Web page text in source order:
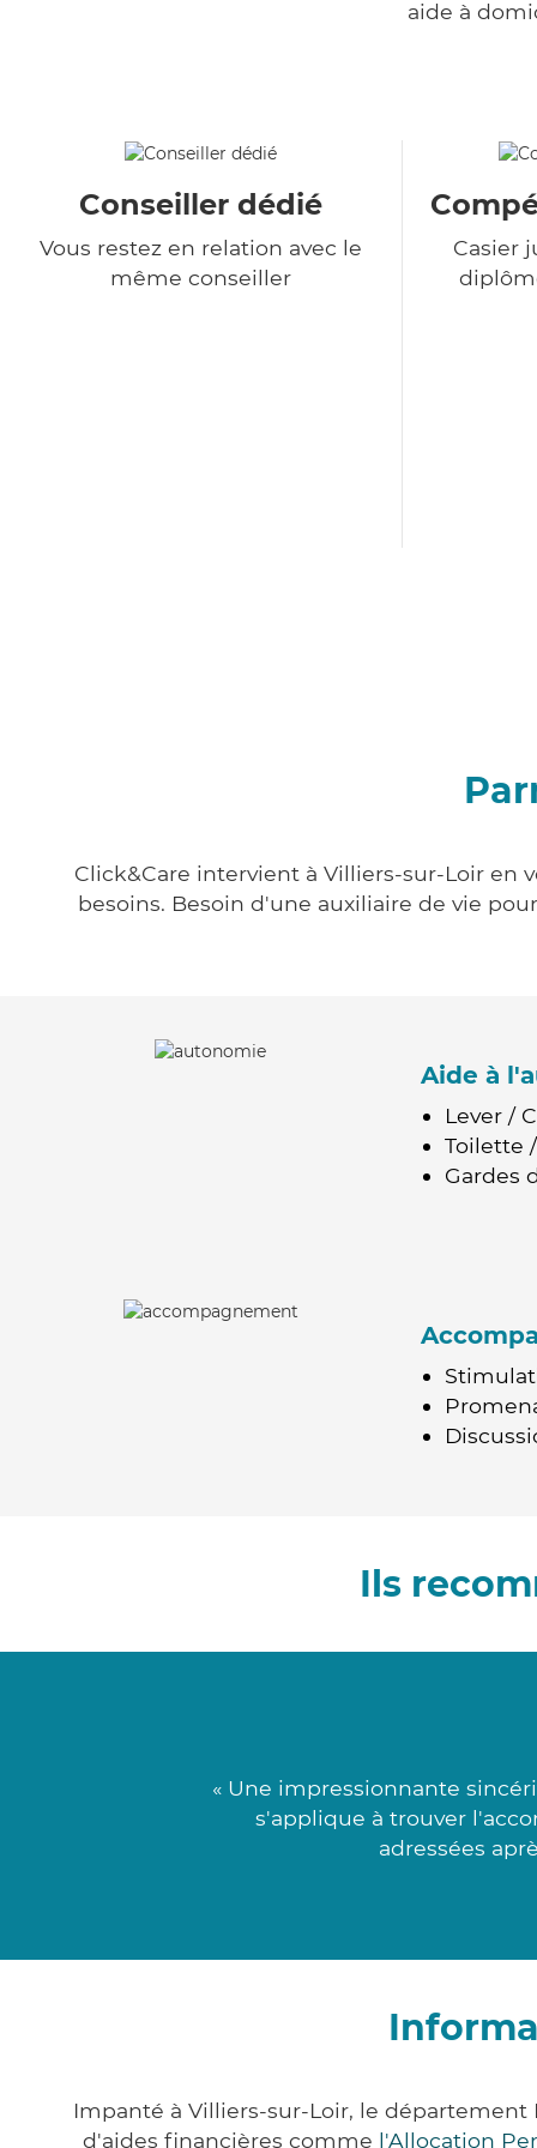
aide à
Conseiller dédié
Vous restez en relation avec le
même conseiller
Casier
Click&Care intervient à Villiers-sur-Loir en
besoins. Besoin d'une auxiliaire de vie
Aide à
Lever /
Toilette
Gardes
Ils
« Une impressionnante
s'applique à trouver
adressées
Impanté à Villiers-sur-Loir, le département
d'aides financières comme l'Allocation